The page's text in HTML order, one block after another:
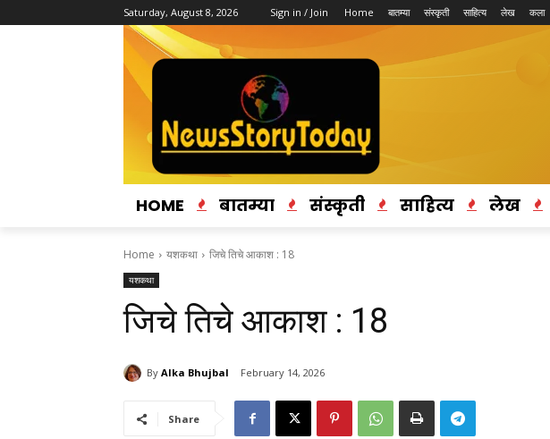
Saturday, August 8, 2026 Sign in / Join Home बातम्या संस्कृती साहित्य लेख कला
HOME बातम्या संस्कृती साहित्य लेख
Home यशकथा जिचे तिचे आकाश : 18
यशकथा
जिचे तिचे आकाश : 18
By Alka Bhujbal February 14, 2026
Share